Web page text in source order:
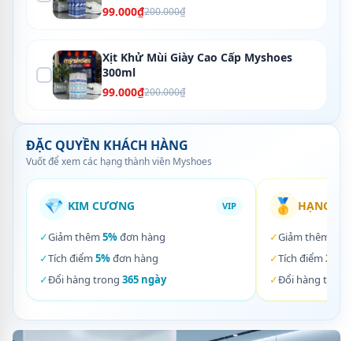
99.000₫200.000₫
Xịt Khử Mùi Giày Cao Cấp Myshoes
300ml
99.000₫200.000₫
ĐẶC QUYỀN KHÁCH HÀNG
Vuốt để xem các hạng thành viên Myshoes
💎 KIM CƯƠNG VIP
✓Giảm thêm 5%đơn hàng
✓Tích điểm 5%đơn hàng
✓Đổi hàng trong 365 ngày
🥇 HẠNG
✓Giảm thêm
✓Tích điểm 3%
✓Đổi hàng trong